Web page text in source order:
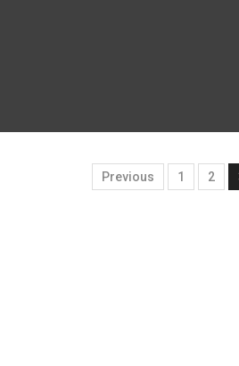
Previous 1 2